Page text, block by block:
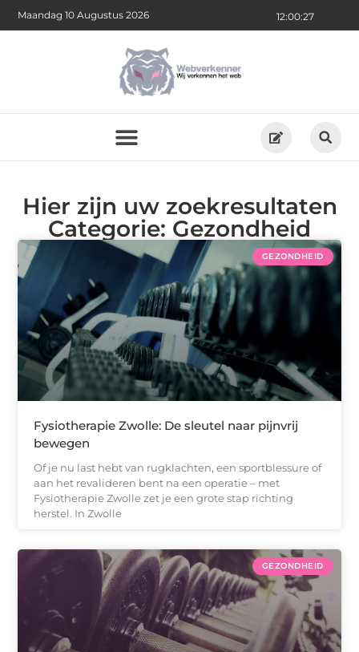
12:00:28
Maandag 10 Augustus 2026
Hier zijn uw zoekresultaten
Categorie: Gezondheid
GEZONDHEID
Fysiotherapie Zwolle: De sleutel naar pijnvrij
bewegen
Of je nu last hebt van rugklachten, een sportblessure of
aan het revalideren bent na een operatie – met
Fysiotherapie Zwolle zet je een grote stap richting
herstel. In Zwolle
GEZONDHEID